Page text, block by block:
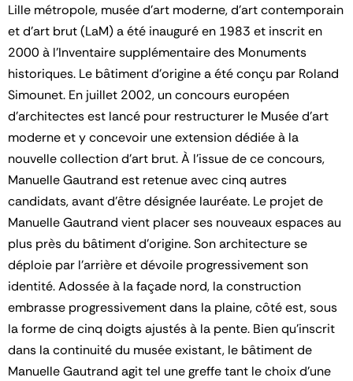
Lille métropole, musée d'art moderne, d'art contemporain
et d'art brut (LaM) a été inauguré en 1983 et inscrit en
2000 à l’Inventaire supplémentaire des Monuments
historiques. Le bâtiment d’origine a été conçu par Roland
Simounet. En juillet 2002, un concours européen
d’architectes est lancé pour restructurer le Musée d'art
moderne et y concevoir une extension dédiée à la
nouvelle collection d’art brut. À l’issue de ce concours,
Manuelle Gautrand est retenue avec cinq autres
candidats, avant d’être désignée lauréate. Le projet de
Manuelle Gautrand vient placer ses nouveaux espaces au
plus près du bâtiment d’origine. Son architecture se
déploie par l’arrière et dévoile progressivement son
identité. Adossée à la façade nord, la construction
embrasse progressivement dans la plaine, côté est, sous
la forme de cinq doigts ajustés à la pente. Bien qu’inscrit
dans la continuité du musée existant, le bâtiment de
Manuelle Gautrand agit tel une greffe tant le choix d’une